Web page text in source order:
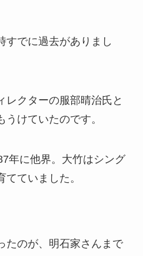
すでに過去がありまし
レクターの服部晴治氏と
けていたのです。
年に他界。大竹はシング
ていました。
たのが、明石家さんまで